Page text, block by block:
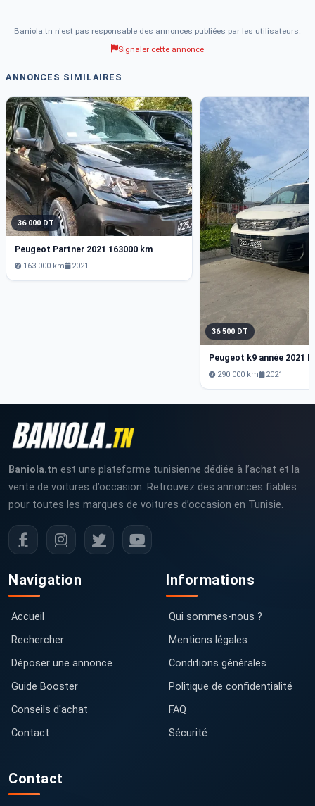
Baniola.tn n'est pas responsable des annonces publiées par les utilisateurs.
Signaler cette annonce
ANNONCES SIMILAIRES
36 000 DT
Peugeot Partner 2021 163000 km
163 000 km 2021
36 500 DT
Peugeot k9 année 2021
290 000 km 2021
Baniola.tn est une plateforme tunisienne dédiée à l’achat et la
vente de voitures d’occasion. Retrouvez des annonces fiables
pour toutes les marques de voitures d’occasion en Tunisie.
Navigation
Accueil
Rechercher
Déposer une annonce
Guide Booster
Conseils d'achat
Contact
Informations
Qui sommes-nous ?
Mentions légales
Conditions générales
Politique de confidentialité
FAQ
Sécurité
Contact